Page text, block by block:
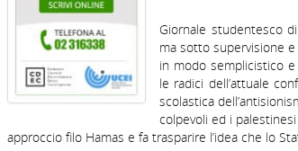
Giornale studentesco
ma sotto supervisione
in modo semplicistico
le radici dell’attuale
scolastica
colpevoli ed i
approccio filo Hamas e fa trasparire l’idea che lo